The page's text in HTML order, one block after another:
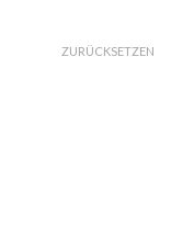
ZURÜCKSETZEN